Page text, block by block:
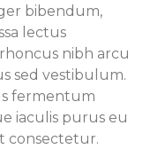
bibendum,
lectus
nibh arcu
sed vestibulum.
fermentum
iaculis purus eu
consectetur.